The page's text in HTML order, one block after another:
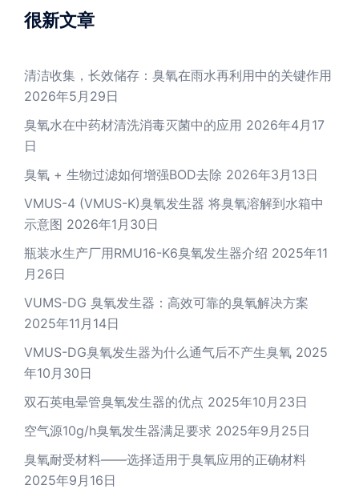
很新文章
清洁收集，长效储存：臭氧在雨水再利用中的关键作用
2026年5月29日
臭氧水在中药材清洗消毒灭菌中的应用 2026年4月17
日
臭氧 + 生物过滤如何增强BOD去除 2026年3月13日
VMUS-4 (VMUS-K)臭氧发生器 将臭氧溶解到水箱中
示意图 2026年1月30日
瓶装水生产厂用RMU16-K6臭氧发生器介绍 2025年11
月26日
VUMS-DG 臭氧发生器：高效可靠的臭氧解决方案
2025年11月14日
VMUS-DG臭氧发生器为什么通气后不产生臭氧 2025
年10月30日
双石英电晕管臭氧发生器的优点 2025年10月23日
空气源10g/h臭氧发生器满足要求 2025年9月25日
臭氧耐受材料——选择适用于臭氧应用的正确材料
2025年9月16日